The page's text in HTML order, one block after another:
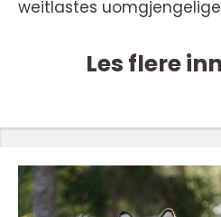
weitlastes
Les flere